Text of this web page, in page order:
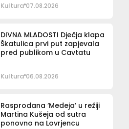
Kultura 07.08.2026
DIVNA MLADOSTI Dječja klapa
Škatulica prvi put zapjevala
pred publikom u Cavtatu
Kultura 06.08.2026
Rasprodana ‘Medeja’ u režiji
Martina Kušeja od sutra
ponovno na Lovrjencu